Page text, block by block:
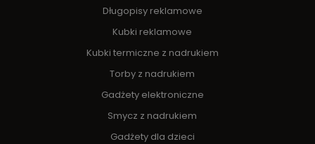
Długopisy reklamowe
Kubki reklamowe
Kubki termiczne z nadrukiem
Torby z nadrukiem
Gadżety elektroniczne
Smycz z nadrukiem
Gadżety dla dzieci